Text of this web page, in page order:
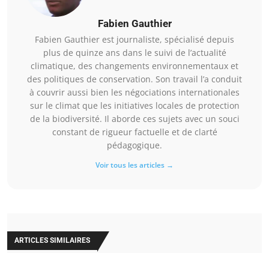
Fabien Gauthier
Fabien Gauthier est journaliste, spécialisé depuis
plus de quinze ans dans le suivi de l’actualité
climatique, des changements environnementaux et
des politiques de conservation. Son travail l’a conduit
à couvrir aussi bien les négociations internationales
sur le climat que les initiatives locales de protection
de la biodiversité. Il aborde ces sujets avec un souci
constant de rigueur factuelle et de clarté
pédagogique.
Voir tous les articles →
ARTICLES SIMILAIRES